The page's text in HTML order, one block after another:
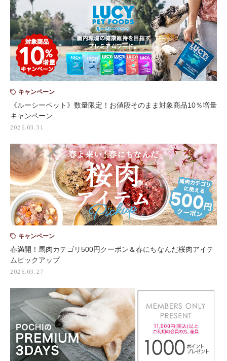
キャンペーン
《ルーシーペット》数量限定！お値段そのまま対象商品10％増量
キャンペーン
2026.03.31
キャンペーン
春満開！馬肉カテゴリ500円クーポン＆春にちなんだ桜肉アイテ
ムピックアップ
2026.03.27